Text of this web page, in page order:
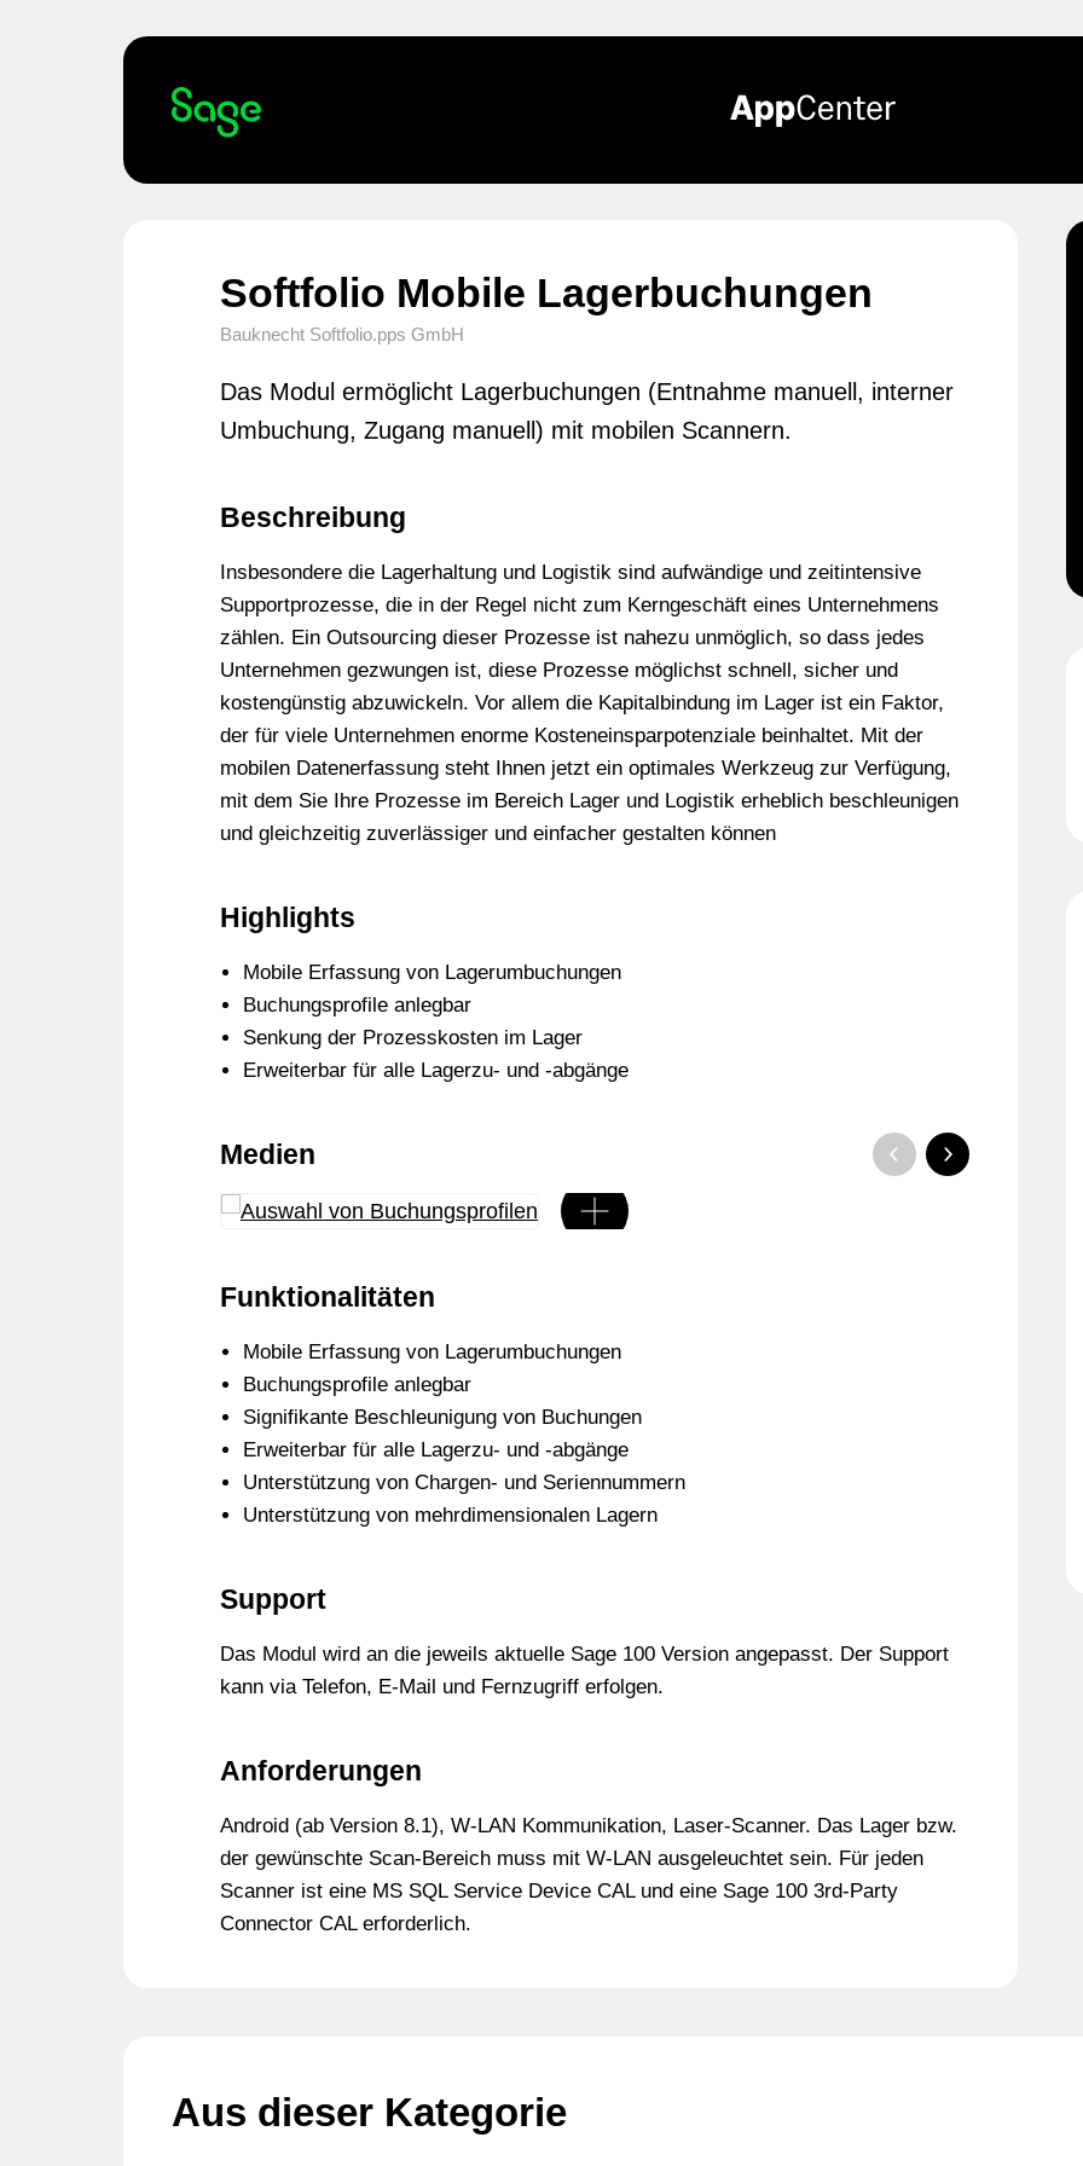
Softfolio Mobile Lagerbuchungen
Bauknecht Softfolio.pps GmbH
Das Modul ermöglicht Lagerbuchungen (Entnahme manuell, interner
Umbuchung, Zugang manuell) mit mobilen Scannern.
Beschreibung
Insbesondere die Lagerhaltung und Logistik sind aufwändige und zeitintensive
Supportprozesse, die in der Regel nicht zum Kerngeschäft eines Unternehmens
zählen. Ein Outsourcing dieser Prozesse ist nahezu unmöglich, so dass jedes
Unternehmen gezwungen ist, diese Prozesse möglichst schnell, sicher und
kostengünstig abzuwickeln. Vor allem die Kapitalbindung im Lager ist ein Faktor,
der für viele Unternehmen enorme Kosteneinsparpotenziale beinhaltet. Mit der
mobilen Datenerfassung steht Ihnen jetzt ein optimales Werkzeug zur Verfügung,
mit dem Sie Ihre Prozesse im Bereich Lager und Logistik erheblich beschleunigen
und gleichzeitig zuverlässiger und einfacher gestalten können
Highlights
Mobile Erfassung von Lagerumbuchungen
Buchungsprofile anlegbar
Senkung der Prozesskosten im Lager
Erweiterbar für alle Lagerzu- und -abgänge
Medien
Funktionalitäten
Mobile Erfassung von Lagerumbuchungen
Buchungsprofile anlegbar
Signifikante Beschleunigung von Buchungen
Erweiterbar für alle Lagerzu- und -abgänge
Unterstützung von Chargen- und Seriennummern
Unterstützung von mehrdimensionalen Lagern
Support
Das Modul wird an die jeweils aktuelle Sage 100 Version angepasst. Der Support
kann via Telefon, E-Mail und Fernzugriff erfolgen.
Anforderungen
Android (ab Version 8.1), W-LAN Kommunikation, Laser-Scanner. Das Lager bzw.
der gewünschte Scan-Bereich muss mit W-LAN ausgeleuchtet sein. Für jeden
Scanner ist eine MS SQL Service Device CAL und eine Sage 100 3rd-Party
Connector CAL erforderlich.
Aus dieser Kategorie